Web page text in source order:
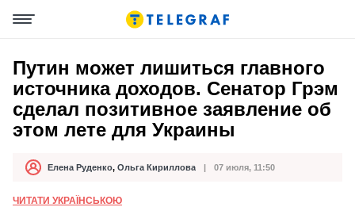
Путин может лишиться главного
источника доходов. Сенатор Грэм
сделал позитивное заявление об
этом лете для Украины
АвторЕлена Руденко, Ольга Кириллова
Дата публикации 07 июля, 11:50
ЧИТАТИ УКРАЇНСЬКОЮ